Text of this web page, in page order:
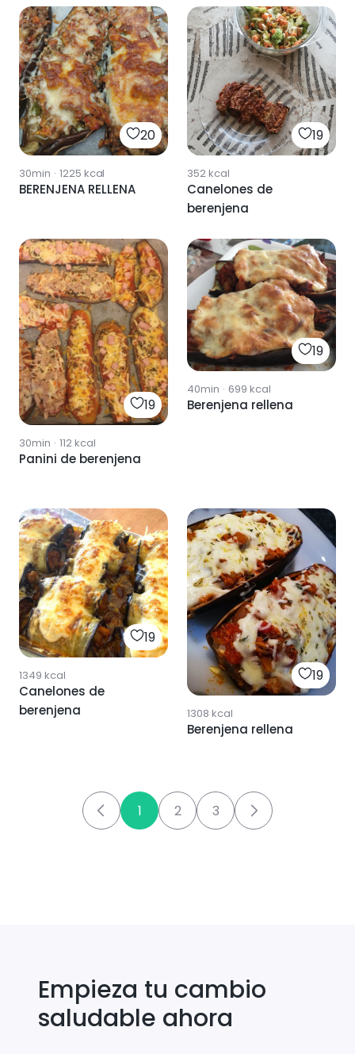
20
30min · 1225 kcal
BERENJENA RELLENA
19
352kcal
Canelones de
berenjena
19
30min · 112kcal
Panini de berenjena
19
40min · 699 kcal
Berenjena rellena
19
1349 kcal
Canelones de
berenjena
19
1308 kcal
Berenjena rellena
1 2 3
Empieza tu cambio
saludable ahora